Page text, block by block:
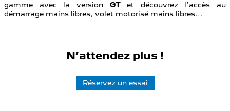
gamme avec la version GTet découvrez l’accès au
démarrage mains libres, volet motorisé mains libres...
N’attendez plus !
Réservez un essai